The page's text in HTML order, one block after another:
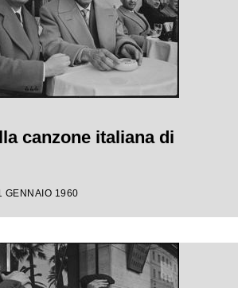
canzone italiana di
GENNAIO 1960